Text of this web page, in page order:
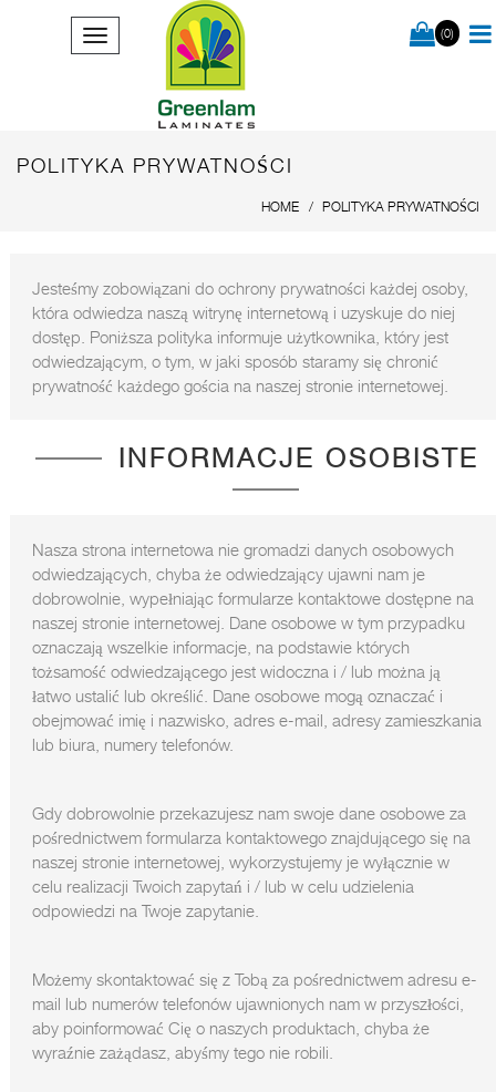
(0)
POLITYKA PRYWATNOŚCI
HOME POLITYKA PRYWATNOŚCI
Jesteśmy zobowiązani do ochrony prywatności każdej osoby,
która odwiedza naszą witrynę internetową i uzyskuje do niej
dostęp. Poniższa polityka informuje użytkownika, który jest
odwiedzającym, o tym, w jaki sposób staramy się chronić
prywatność każdego gościa na naszej stronie internetowej.
INFORMACJE OSOBISTE
Nasza strona internetowa nie gromadzi danych osobowych
odwiedzających, chyba że odwiedzający ujawni nam je
dobrowolnie, wypełniając formularze kontaktowe dostępne na
naszej stronie internetowej. Dane osobowe w tym przypadku
oznaczają wszelkie informacje, na podstawie których
tożsamość odwiedzającego jest widoczna i / lub można ją
łatwo ustalić lub określić. Dane osobowe mogą oznaczać i
obejmować imię i nazwisko, adres e-mail, adresy zamieszkania
lub biura, numery telefonów.
Gdy dobrowolnie przekazujesz nam swoje dane osobowe za
pośrednictwem formularza kontaktowego znajdującego się na
naszej stronie internetowej, wykorzystujemy je wyłącznie w
celu realizacji Twoich zapytań i / lub w celu udzielenia
odpowiedzi na Twoje zapytanie.
Możemy skontaktować się z Tobą za pośrednictwem adresu e-
mail lub numerów telefonów ujawnionych nam w przyszłości,
aby poinformować Cię o naszych produktach, chyba że
wyraźnie zażądasz, abyśmy tego nie robili.